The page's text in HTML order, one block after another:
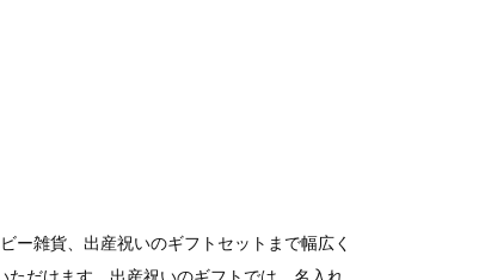
ー雑貨、出産祝いのギフトセットまで幅広く